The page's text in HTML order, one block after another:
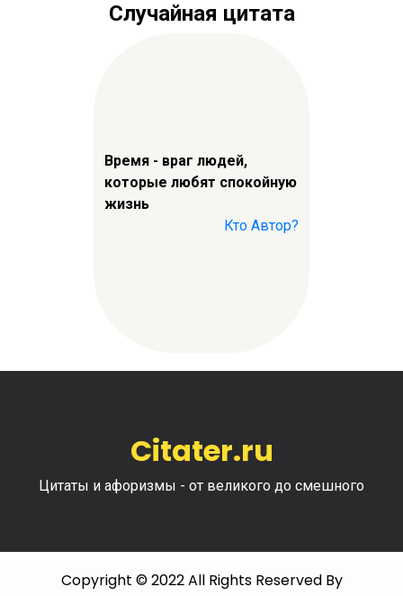
Случайная цитата
Время - враг людей,
которые любят спокойную
жизнь
Кто Автор?
Citater.ru
Цитаты и афоризмы - от великого до смешного
Copyright © 2022 All Rights Reserved By